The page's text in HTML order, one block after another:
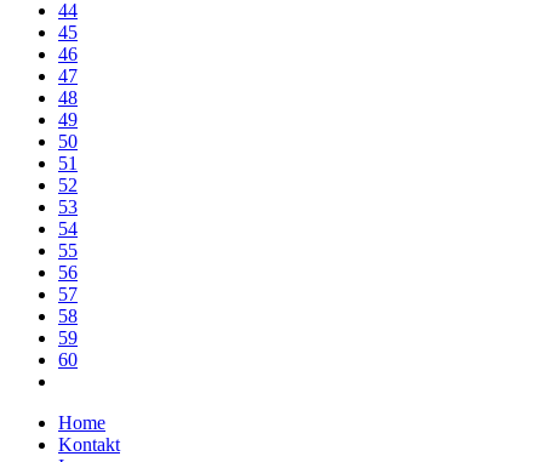
44
45
46
47
48
49
50
51
52
53
54
55
56
57
58
59
60
Home
Kontakt